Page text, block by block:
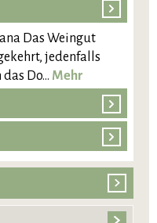
Das Weingut
jedenfalls
Do… Mehr